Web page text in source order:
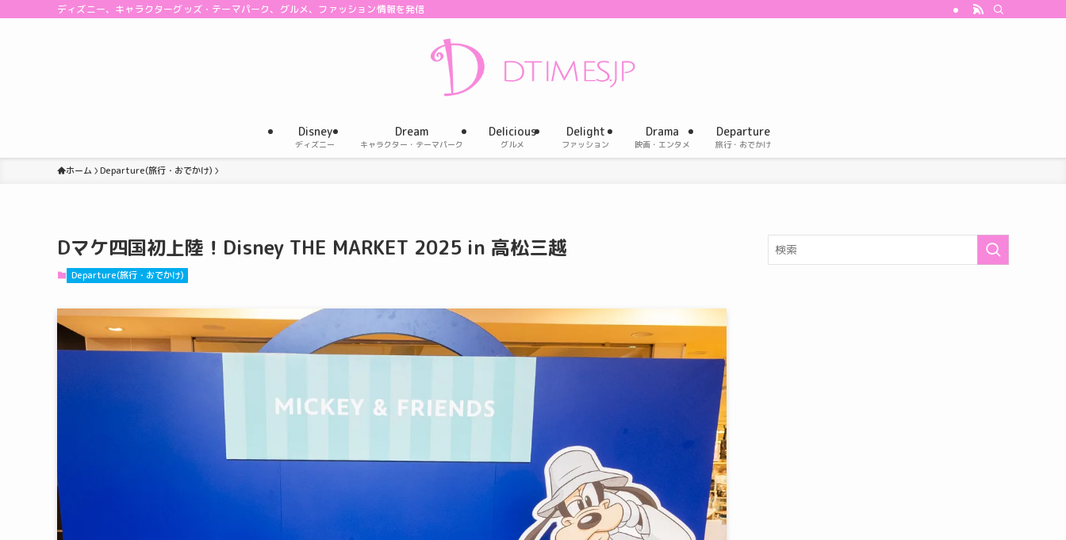
ディズニー、キャラクターグッズ・テーマパーク、グルメ、ファッション情報を発信
Disney
ディズニー
Dream
キャラクター・テーマパーク
Delicious
グルメ
Delight
ファッション
Drama
映画・エンタメ
Departure
旅行・おでかけ
ホーム Departure(旅行・おでかけ)
Dマケ四国初上陸！Disney THE MARKET 2025 in 高松三越
Departure(旅行・おでかけ)